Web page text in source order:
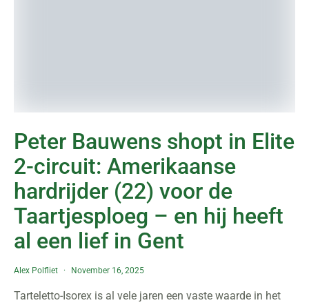
Peter Bauwens shopt in Elite
2-circuit: Amerikaanse
hardrijder (22) voor de
Taartjesploeg – en hij heeft
al een lief in Gent
Alex Polfliet November 16, 2025
Tarteletto-Isorex is al vele jaren een vaste waarde in het